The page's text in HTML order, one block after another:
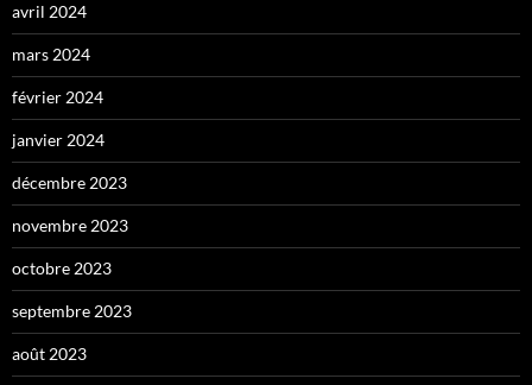
avril 2024
mars 2024
février 2024
janvier 2024
décembre 2023
novembre 2023
octobre 2023
septembre 2023
août 2023